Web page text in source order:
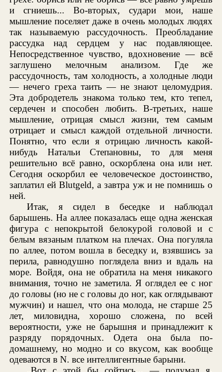
и сгниешь... Во-вторых, судари мои, наше
мышление поселяет даже в очень молодых людях
так называемую рассудочность. Преобладание
рассудка над сердцем у нас подавляющее.
Непосредственное чувство, вдохновение — всё
заглушено мелочным анализом. Где же
рассудочность, там холодность, а холодные люди
— нечего греха таить — не знают целомудрия.
Эта добродетель знакома только тем, кто тепел,
сердечен и способен любить. В-третьих, наше
мышление, отрицая смысл жизни, тем самым
отрицает и смысл каждой отдельной личности.
Понятно, что если я отрицаю личность какой-
нибудь Натальи Степановны, то для меня
решительно всё равно, оскорблена она или нет.
Сегодня оскорбил ее человеческое достоинство,
заплатил ей Blutgeld, а завтра уж и не помнишь о
ней.
Итак, я сидел в беседке и наблюдал
барышень. На аллее показалась еще одна женская
фигура с непокрытой белокурой головой и с
белым вязаным платком на плечах. Она погуляла
по аллее, потом вошла в беседку и, взявшись за
перила, равнодушно поглядела вниз и вдаль на
море. Войдя, она не обратила на меня никакого
внимания, точно не заметила. Я оглядел ее с ног
до головы (но не с головы до ног, как оглядывают
мужчин) и нашел, что она молода, не старше 25
лет, миловидна, хорошо сложена, по всей
вероятности, уже не барышня и принадлежит к
разряду порядочных. Одета она была по-
домашнему, но модно и со вкусом, как вообще
одеваются в N. все интеллигентные барыни.